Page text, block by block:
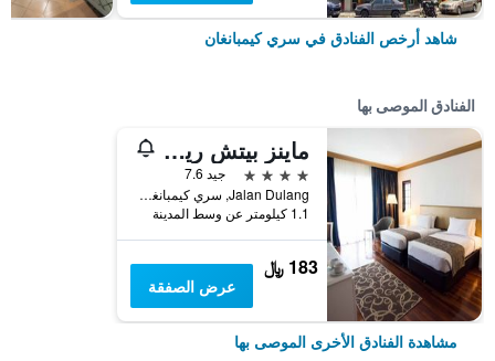
شاهد أرخص الفنادق في سري كيمبانغان
الفنادق الموصى بها
ماينز بيتش ريزورت هوتل
4 نجوم
جيد 7.6
Jalan Dulang, سري كيمبانغان, ماليزيا
1.1 كيلومتر عن وسط المدينة
183 ﷼
عرض الصفقة
مشاهدة الفنادق الأخرى الموصى بها